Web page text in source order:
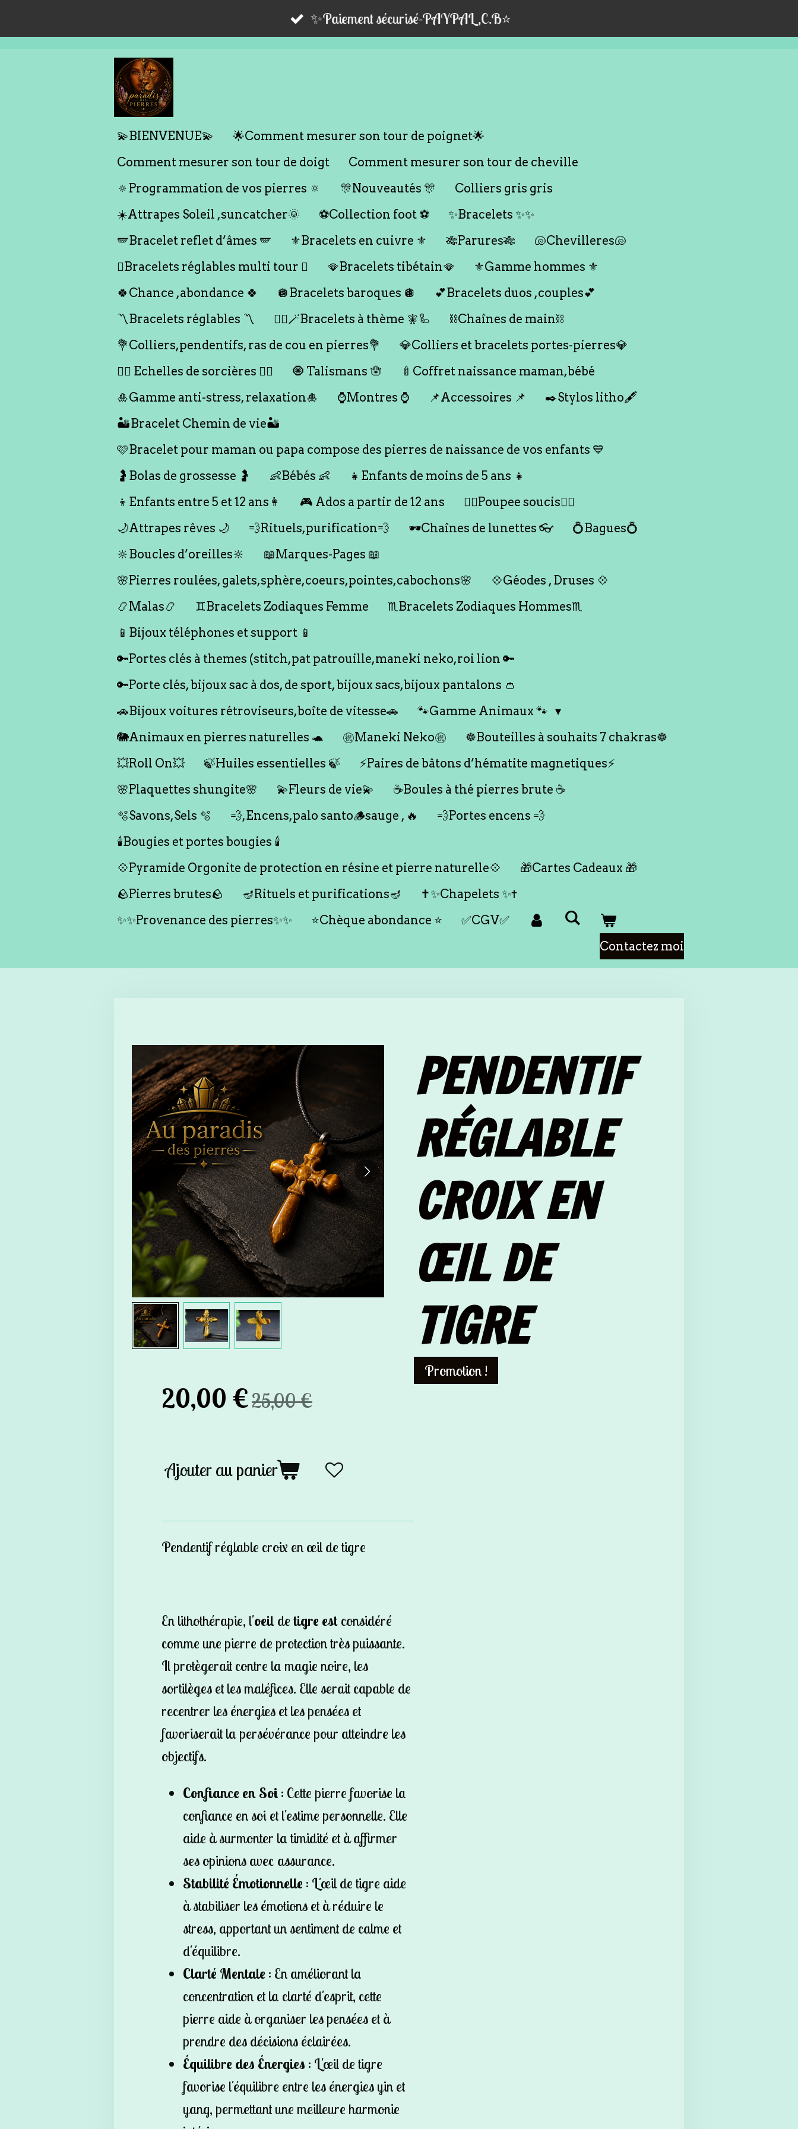
au
✨Paiement sécurisé-PAYPAL,C.B⭐️
💫BIENVENUE💫
🌟Comment mesurer son tour de poignet🌟
Comment mesurer son tour de doigt
Comment mesurer son tour de cheville
🔅Programmation de vos pierres 🔅
🎊Nouveautés 🎊
Colliers gris gris
☀️Attrapes Soleil ,suncatcher🌞
⚽️Collection foot ⚽️
✨Bracelets ✨✨
🪽Bracelet reflet d’âmes 🪽
⚜️Bracelets en cuivre ⚜️ 🎋Parures🎋
🐚Chevilleres🐚
🪎Bracelets réglables multi tour 🪎
🪭Bracelets tibétain🪭
⚜️Gamme hommes ⚜️
🍀Chance ,abondance 🍀
🪩Bracelets baroques 🪩
💕Bracelets duos ,couples💕
〽️Bracelets réglables 〽️
🧞‍♂️🪄Bracelets à thème 🧚🦾
⛓️Chaînes de main⛓️
💐Colliers,pendentifs, ras de cou en pierres💐
💎Colliers et bracelets portes-pierres💎
🧙‍♀️ Echelles de sorcières 🧙‍♀️
🧿 Talismans 🪬
🍼Coffret naissance maman,bébé
🎍Gamme anti-stress, relaxation🎍
⌚️Montres ⌚️ 📌Accessoires 📌
✒️Stylos litho🖋️
🏜️Bracelet Chemin de vie🏜️
🩷Bracelet pour maman ou papa compose des pierres de naissance de vos enfants 💙
🤰Bolas de grossesse 🤰
👶Bébés 👶
👧Enfants de moins de 5 ans 👧
👦Enfants entre 5 et 12 ans👩
🎮 Ados a partir de 12 ans
🙇‍♂️Poupee soucis🙇‍♀️
🌙Attrapes rêves 🌙
💨Rituels,purification💨 🕶️Chaînes de lunettes 👓
💍Bagues💍
🔆Boucles d’oreilles🔆
📖Marques-Pages 📖
🌸Pierres roulées, galets,sphère,coeurs,pointes,cabochons🌸
💠Géodes , Druses 💠
📿Malas📿
♊️Bracelets Zodiaques Femme
♏️Bracelets Zodiaques Hommes♏️
📱Bijoux téléphones et support 📱
🔑Portes clés à themes (stitch,pat patrouille,maneki neko,roi lion 🔑
🔑Porte clés, bijoux sac à dos, de sport, bijoux sacs,bijoux pantalons 👛
🚗Bijoux voitures rétroviseurs,boîte de vitesse🚗
🐾Gamme Animaux 🐾
🐘Animaux en pierres naturelles 🐢
㊗️Maneki Neko㊗️
☸️Bouteilles à souhaits 7 chakras☸️
💥Roll On💥
🍃Huiles essentielles 🍃
⚡️Paires de bâtons d’hématite magnetiques⚡️
🌸Plaquettes shungite🌸
💫Fleurs de vie💫
☕️Boules à thé pierres brute ☕️
🫧Savons,Sels 🫧
💨,Encens,palo santo🪵sauge , 🔥
💨Portes encens 💨
🕯️Bougies et portes bougies 🕯️
💠Pyramide Orgonite de protection en résine et pierre naturelle💠
🎁Cartes Cadeaux 🎁
🪨Pierres brutes🪨
🪔Rituels et purifications🪔
✝️✨Chapelets ✨✝️
✨✨Provenance des pierres✨✨
⭐️Chèque abondance ⭐️
✅CGV✅
Contactez moi
PENDENTIF
RÉGLABLE
CROIX EN
ŒIL DE
TIGRE
Promotion !
20,00 €25,00 €
Ajouter au panier
Pendentif réglable croix en œil de tigre
En lithothérapie, l'oeil de tigre est considéré
comme une pierre de protection très puissante.
Il protègerait contre la magie noire, les
sortilèges et les maléfices. Elle serait capable de
recentrer les énergies et les pensées et
favoriserait la persévérance pour atteindre les
objectifs.
Confiance en Soi : Cette pierre favorise la
confiance en soi et l'estime personnelle. Elle
aide à surmonter la timidité et à affirmer
ses opinions avec assurance.
Stabilité Émotionnelle : L'œil de tigre aide
à stabiliser les émotions et à réduire le
stress, apportant un sentiment de calme et
d'équilibre.
Clarté Mentale : En améliorant la
concentration et la clarté d'esprit, cette
pierre aide à organiser les pensées et à
prendre des décisions éclairées.
Équilibre des Énergies : L'œil de tigre
favorise l'équilibre entre les énergies yin et
yang, permettant une meilleure harmonie